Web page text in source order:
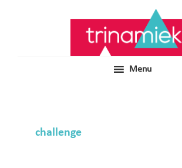
Menu
challenge